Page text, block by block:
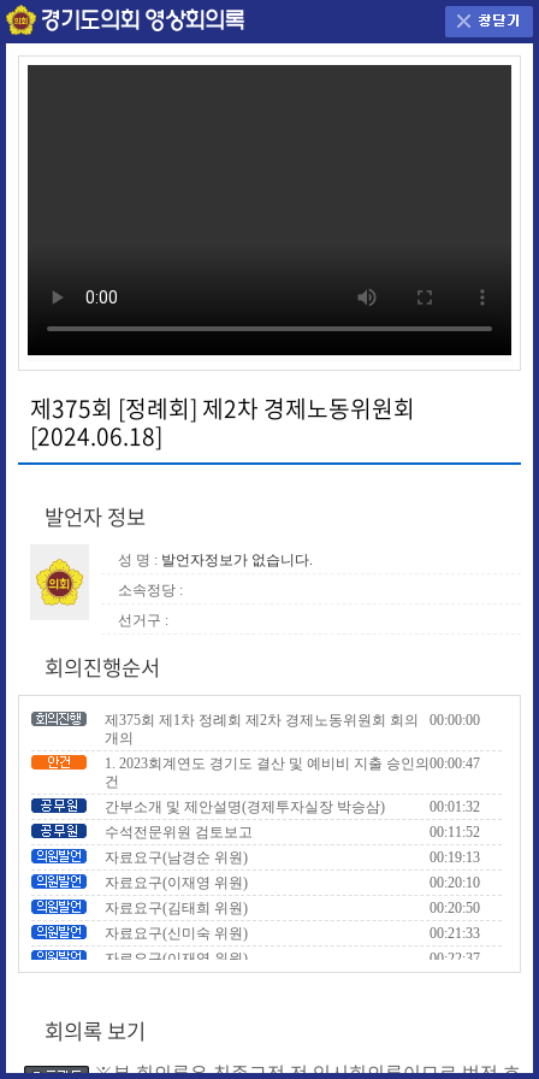
제375회 [정례회] 제2차 경제노동위원회
[2024.06.18]
발언자 정보
성 명 : 발언자정보가 없습니다.
소속정당 :
선거구 :
회의진행순서
제375회 제1차 정례회 제2차 경제노동위원회 회의
개의
00:00:00
1. 2023회계연도 경기도 결산 및 예비비 지출 승인의
건
00:00:47
간부소개 및 제안설명(경제투자실장 박승삼)
00:01:32
수석전문위원 검토보고
00:11:52
자료요구(남경순 위원)
00:19:13
자료요구(이재영 위원)
00:20:10
자료요구(김태희 위원)
00:20:50
자료요구(신미숙 위원)
00:21:33
자료요구(이재영 위원)
00:22:37
질의답변(김태희 위원)
회의록 보기
※본 회의록은 최종교정 전 임시회의록이므로 법적 효